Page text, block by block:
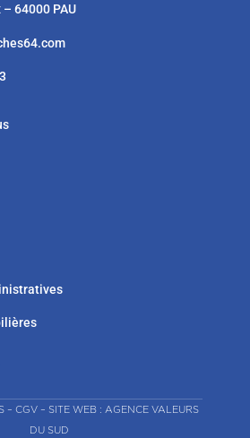
64000 PAU
– CGV– SITE WEB : AGENCE VALEURS
DU SUD